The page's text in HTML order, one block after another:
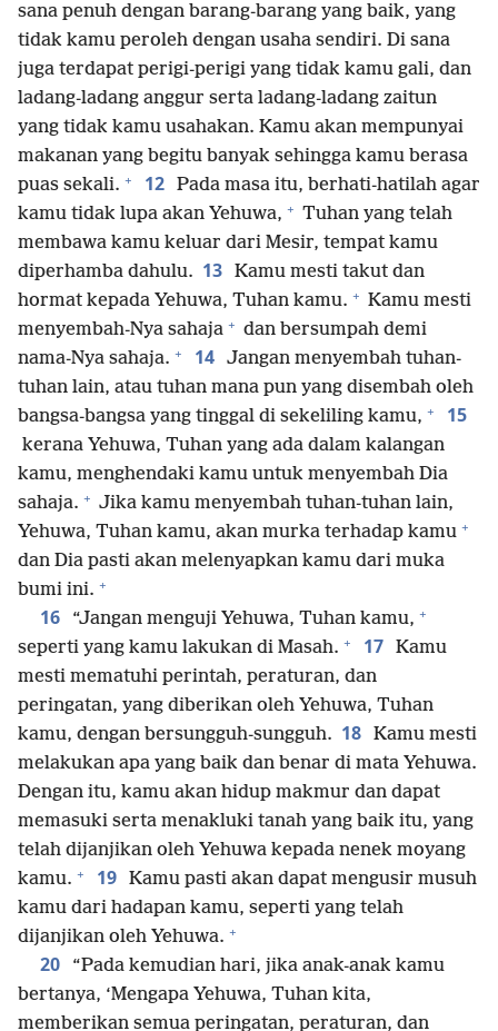
sana penuh dengan barang-barang yang baik, yang
tidak kamu peroleh dengan usaha sendiri. Di sana
juga terdapat perigi-perigi yang tidak kamu gali, dan
ladang-ladang anggur serta ladang-ladang zaitun
yang tidak kamu usahakan. Kamu akan mempunyai
makanan yang begitu banyak sehingga kamu berasa
puas sekali. + 12 Pada masa itu, berhati-hatilah agar
kamu tidak lupa akan Yehuwa, + Tuhan yang telah
membawa kamu keluar dari Mesir, tempat kamu
diperhamba dahulu. 13 Kamu mesti takut dan
hormat kepada Yehuwa, Tuhan kamu. + Kamu mesti
menyembah-Nya sahaja + dan bersumpah demi
nama-Nya sahaja. + 14 Jangan menyembah tuhan-
tuhan lain, atau tuhan mana pun yang disembah oleh
bangsa-bangsa yang tinggal di sekeliling kamu, + 15
kerana Yehuwa, Tuhan yang ada dalam kalangan
kamu, menghendaki kamu untuk menyembah Dia
sahaja. + Jika kamu menyembah tuhan-tuhan lain,
Yehuwa, Tuhan kamu, akan murka terhadap kamu +
dan Dia pasti akan melenyapkan kamu dari muka
bumi ini. +
16 “Jangan menguji Yehuwa, Tuhan kamu, +
seperti yang kamu lakukan di Masah. + 17 Kamu
mesti mematuhi perintah, peraturan, dan
peringatan, yang diberikan oleh Yehuwa, Tuhan
kamu, dengan bersungguh-sungguh. 18 Kamu mesti
melakukan apa yang baik dan benar di mata Yehuwa.
Dengan itu, kamu akan hidup makmur dan dapat
memasuki serta menakluki tanah yang baik itu, yang
telah dijanjikan oleh Yehuwa kepada nenek moyang
kamu. + 19 Kamu pasti akan dapat mengusir musuh
kamu dari hadapan kamu, seperti yang telah
dijanjikan oleh Yehuwa. +
20
“Pada kemudian hari, jika anak-anak kamu
bertanya, ‘Mengapa Yehuwa, Tuhan kita,
memberikan semua peringatan, peraturan, dan